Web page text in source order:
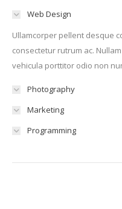
Web Design
Ullamcorper pellent desque
consectetur rutrum ac.
vehicula porttitor odio non
Photography
Marketing
Programming